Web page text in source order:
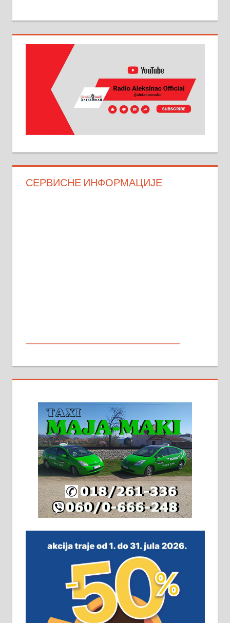
СЕРВИСНЕ ИНФОРМАЦИЈЕ
МАЛИ ОГЛАСИ
На продају кућа у Алексинцу,
стамбене целине једна уз другу.
2х150м2, две гараже, централно
грејање на гас и дрва. Две
адресе. 063/71-74-023
Издајем комплетно опремљену
халу на Житковачком путу, на
плацу површине око 7 ари.
064/321-80-51; 063/102-35-25
незавршена кућа површине 160
м2 са плацем од 8 ари у Зеленом
виру у Алексинцу. Могућа
замена. 064/21-63-584
ПОСЛОВНИ ОГЛАСИ